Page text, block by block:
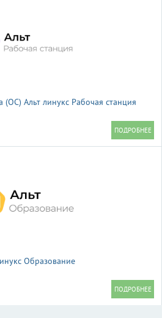
(ОС) Альт линукс Рабочая станция
Образование